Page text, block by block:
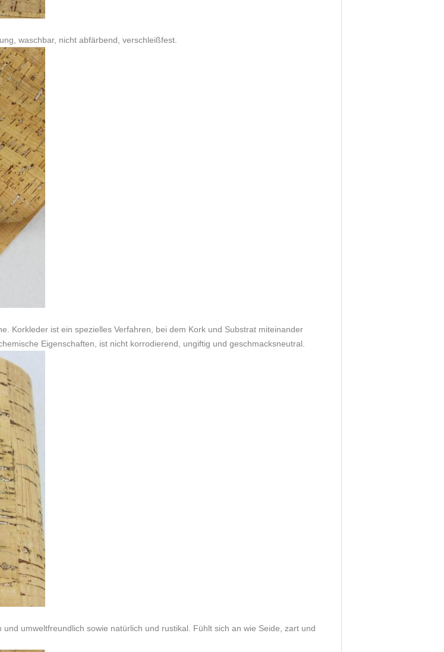
waschbar, nicht abfärbend, verschleißfest.
Korkleder ist ein spezielles Verfahren, bei dem Kork und Substrat miteinander
Eigenschaften, ist nicht korrodierend, ungiftig und geschmacksneutral.
umweltfreundlich sowie natürlich und rustikal. Fühlt sich an wie Seide, zart und